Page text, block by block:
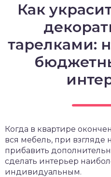
Как
тарелками:
Когда в квартире
вся мебель, при взгляде
прибавить
сделать интерьер
индивидуальным.